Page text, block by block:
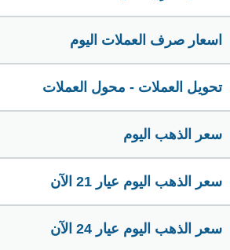
اسعار صرف العملات اليوم
تحويل العملات - محول العملات
سعر الذهب اليوم
سعر الذهب اليوم عيار 21 الآن
سعر الذهب اليوم عيار 24 الآن